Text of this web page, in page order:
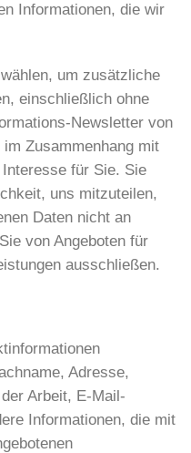
Informationen, die wir
um zusätzliche
einschließlich ohne
Newsletter von
Zusammenhang mit
für Sie. Sie
uns mitzuteilen,
Daten nicht an
von Angeboten für
ausschließen.
Adresse,
Arbeit, E-Mail-
Informationen, die mit